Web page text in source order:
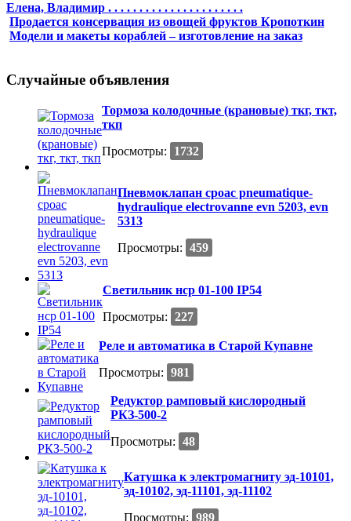
Елена, Владимир . . . . . . . . . . . . . . . . . . . . . .
Продается консервация из овощей фруктов Кропоткин
Модели и макеты кораблей – изготовление на заказ
Случайные объявления
Тормоза колодочные (крановые) ткг, ткт,
ткп
Просмотры:
1732
Пневмоклапан сроас pneumatique-
hydraulique electrovanne evn 5203, evn
5313
Просмотры: 459
Светильник нср 01-100 IP54
Просмотры: 227
Реле и автоматика в Старой Купавне
Просмотры: 981
Редуктор рамповый кислородный
РКЗ-500-2
Просмотры: 48
Катушка к электромагниту эд-10101,
эд-10102, эд-11101, эд-11102
Просмотры: 989